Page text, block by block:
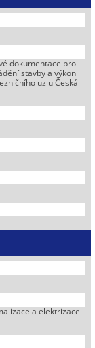
dokumentace pro
stavby a výkon
uzlu Česká
a elektrizace